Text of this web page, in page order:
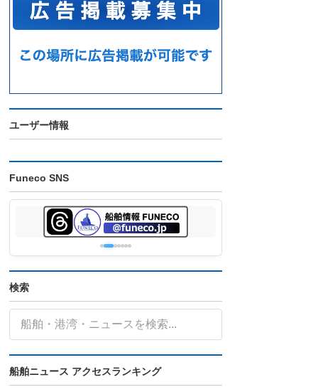
ユーザー情報
Funeco SNS
検索
船舶ニュース アクセスランキング